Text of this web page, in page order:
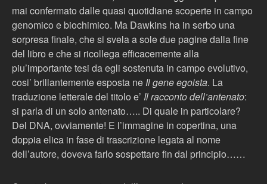
mai confermato dalle quasi quotidiane scoperte in campo
genomico e biochimico. Ma Dawkins ha in serbo una
sorpresa finale, che si svela a sole due pagine dalla fine
del libro e che si ricollega efficacemente alla
piu’importante tesi da egli sostenuta in campo evolutivo,
cosi’ brillantemente esposta ne Il gene egoista. La
traduzione letterale del titolo e’ Il racconto dell’antenato:
si parla di un solo antenato….. Di quale in particolare?
Del DNA, ovviamente! E l’immagine in copertina, una
doppia elica in fase di trascrizione legata al nome
dell’autore, doveva farlo sospettare fin dal principio……